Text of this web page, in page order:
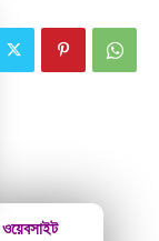
ওয়েবসাইট